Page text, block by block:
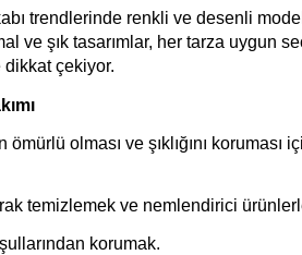
trendlerinde renkli ve desenli
ve şık tasarımlar, her tarza uygun
çekiyor.
ömürlü olması ve şıklığını koruması
temizlemek ve nemlendirici
korumak.